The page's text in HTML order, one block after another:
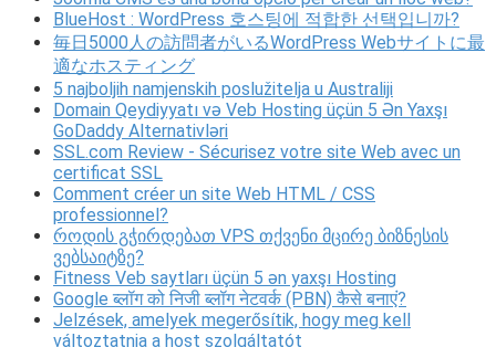
BlueHost : WordPress 호스팅에 적합한 선택입니까?
毎日5000人の訪問者がいるWordPress Webサイトに最
適なホスティング
5 najboljih namjenskih poslužitelja u Australiji
Domain Qeydiyyatı və Veb Hosting üçün 5 Ən Yaxşı
GoDaddy Alternativləri
SSL.com Review - Sécurisez votre site Web avec un
certificat SSL
Comment créer un site Web HTML / CSS
professionnel?
როდის გჭირდებათ VPS თქვენი მცირე ბიზნესის
ვებსაიტზე?
Fitness Veb saytları üçün 5 ən yaxşı Hosting
Google ब्लॉग को निजी ब्लॉग नेटवर्क (PBN) कैसे बनाएं?
Jelzések, amelyek megerősítik, hogy meg kell
változtatnia a host szolgáltatót